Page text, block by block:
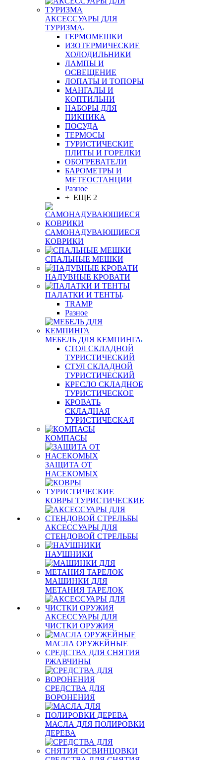
АКСЕССУАРЫ ДЛЯ
ТУРИЗМА
ГЕРМОМЕШКИ
ИЗОТЕРМИЧЕСКИЕ
ХОЛОДИЛЬНИКИ
ЛАМПЫ И
ОСВЕЩЕНИЕ
ЛОПАТЫ И ТОПОРЫ
МАНГАЛЫ И
КОПТИЛЬНИ
НАБОРЫ ДЛЯ
ПИКНИКА
ПОСУДА
ТЕРМОСЫ
ТУРИСТИЧЕСКИЕ
ПЛИТЫ И ГОРЕЛКИ
ОБОГРЕВАТЕЛИ
БАРОМЕТРЫ И
МЕТЕОСТАНЦИИ
Разное
+ ЕЩЕ 2
САМОНАДУВАЮЩИЕСЯ
КОВРИКИ
СПАЛЬНЫЕ МЕШКИ
НАДУВНЫЕ КРОВАТИ
ПАЛАТКИ И ТЕНТЫ
TRAMP
Разное
МЕБЕЛЬ ДЛЯ КЕМПИНГА
СТОЛ СКЛАДНОЙ
ТУРИСТИЧЕСКИЙ
СТУЛ СКЛАДНОЙ
ТУРИСТИЧЕСКИЙ
КРЕСЛО СКЛАДНОЕ
ТУРИСТИЧЕСКОЕ
КРОВАТЬ
СКЛАДНАЯ
ТУРИСТИЧЕСКАЯ
КОМПАСЫ
ЗАЩИТА ОТ
НАСЕКОМЫХ
КОВРЫ ТУРИСТИЧЕСКИЕ
АКСЕССУАРЫ ДЛЯ
СТЕНДОВОЙ СТРЕЛЬБЫ
НАУШНИКИ
МАШИНКИ ДЛЯ
МЕТАНИЯ ТАРЕЛОК
АКСЕССУАРЫ ДЛЯ
ЧИСТКИ ОРУЖИЯ
МАСЛА ОРУЖЕЙНЫЕ
СРЕДСТВА ДЛЯ СНЯТИЯ
РЖАВЧИНЫ
СРЕДСТВА ДЛЯ
ВОРОНЕНИЯ
МАСЛА ДЛЯ ПОЛИРОВКИ
ДЕРЕВА